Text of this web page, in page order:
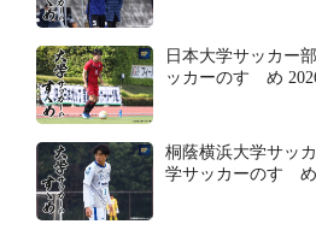
日本大学サッカー
ッカーのすゝめ
桐蔭横浜大学サッ
学サッカーのすゝめ